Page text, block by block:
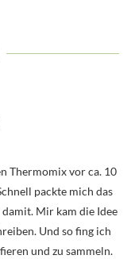
Thermomix vor ca. 10
packte mich das
Mir kam die Idee
Und so fing ich
und zu sammeln.